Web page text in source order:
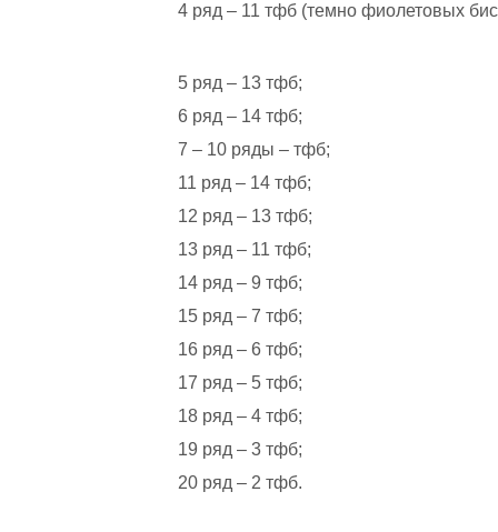
4 ряд – 11 тфб (темно фиолетовых
5 ряд – 13 тфб;
6 ряд – 14 тфб;
7 – 10 ряды – тфб;
11 ряд – 14 тфб;
12 ряд – 13 тфб;
13 ряд – 11 тфб;
14 ряд – 9 тфб;
15 ряд – 7 тфб;
16 ряд – 6 тфб;
17 ряд – 5 тфб;
18 ряд – 4 тфб;
19 ряд – 3 тфб;
20 ряд – 2 тфб.